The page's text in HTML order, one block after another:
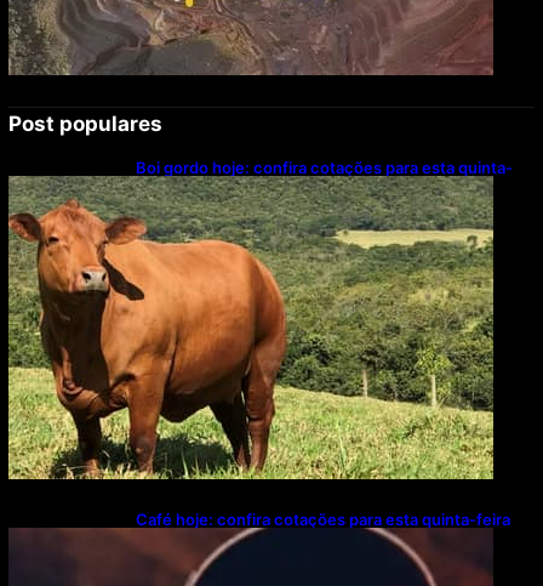
Post populares
Boi gordo hoje: confira cotações para esta quinta-
feira (6)
Café hoje: confira cotações para esta quinta-feira